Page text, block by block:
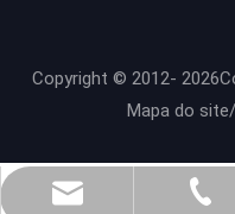
(86)
86-
86-
Copyright © 2012- 2026
Mapa do site